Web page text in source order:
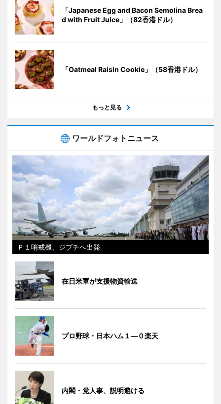
「Japanese Egg and Bacon Semolina Brea
d with Fruit Juice」（82香港ドル）
「Oatmeal Raisin Cookie」（58香港ドル）
もっと見る
ワールドフォトニュース
Ｐ１哨戒機、ジブチへ出発
在日米軍が支援物資輸送
プロ野球・日本ハム１―０楽天
内閣・党人事、説明避ける